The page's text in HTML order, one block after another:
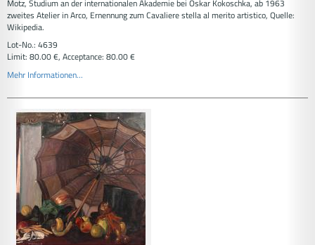
Motz, Studium an der internationalen Akademie bei Oskar Kokoschka, ab 1963
zweites Atelier in Arco, Ernennung zum Cavaliere stella al merito artistico, Quelle:
Wikipedia.
Lot-No.: 4639
Limit: 80.00 €, Acceptance: 80.00 €
Mehr Informationen...